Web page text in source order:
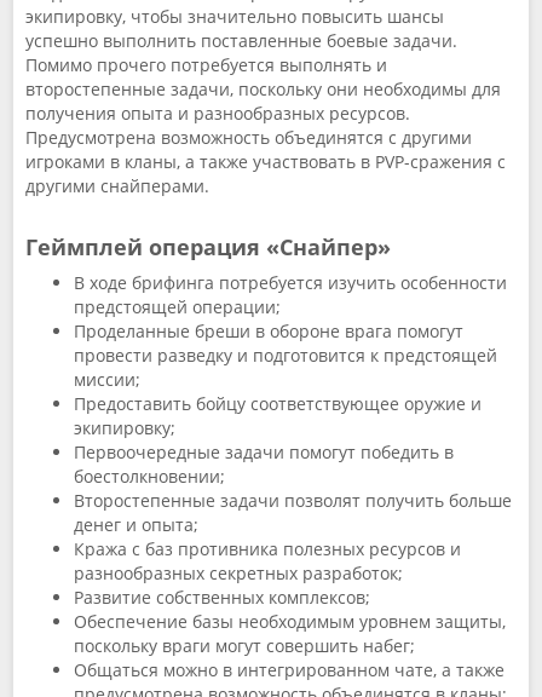
экипировку, чтобы значительно повысить шансы
успешно выполнить поставленные боевые задачи.
Помимо прочего потребуется выполнять и
второстепенные задачи, поскольку они необходимы для
получения опыта и разнообразных ресурсов.
Предусмотрена возможность объединятся с другими
игроками в кланы, а также участвовать в PVP-сражения с
другими снайперами.
Геймплей операция «Снайпер»
В ходе брифинга потребуется изучить особенности
предстоящей операции;
Проделанные бреши в обороне врага помогут
провести разведку и подготовится к предстоящей
миссии;
Предоставить бойцу соответствующее оружие и
экипировку;
Первоочередные задачи помогут победить в
боестолкновении;
Второстепенные задачи позволят получить больше
денег и опыта;
Кража с баз противника полезных ресурсов и
разнообразных секретных разработок;
Развитие собственных комплексов;
Обеспечение базы необходимым уровнем защиты,
поскольку враги могут совершить набег;
Общаться можно в интегрированном чате, а также